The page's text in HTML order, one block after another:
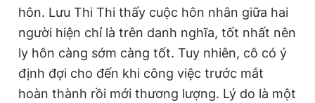
hôn. Lưu Thi Thi thấy cuộc hôn nhân giữa hai
người hiện chỉ là trên danh nghĩa, tốt nhất nên
ly hôn càng sớm càng tốt. Tuy nhiên, cô có ý
định đợi cho đến khi công việc trước mắt
hoàn thành rồi mới thương lượng. Lý do là một